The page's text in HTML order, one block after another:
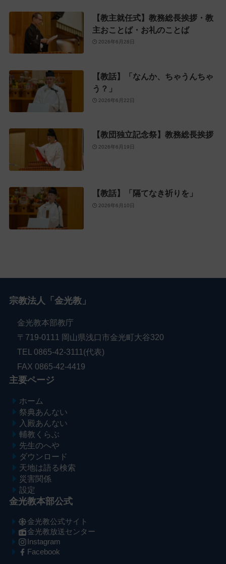
【教主就任式】教務総長挨拶・教
主おことば・お礼のことば
2026年6月28日
【教話】「なんか、ちゃうんちゃ
う？」
2026年6月22日
【教団独立記念祭】教務総長挨拶
2026年6月19日
【教話】「隔てなき祈りを」
2026年6月10日
宗教法人「金光教」
金光教本部教庁
〒719-0111 岡山県浅口市金光町大谷320
TEL 0865-42-3111(代表)
FAX 0865-42-4419
主要ページ
ホーム
祭典あんない
入殿あんない
輔教くらぶ
先生のへや
ダウンロード
天地は語る検索
災害関係
設定
金光教本部公式
金光教公式サイト
金光教放送センター
Instagram
Facebook